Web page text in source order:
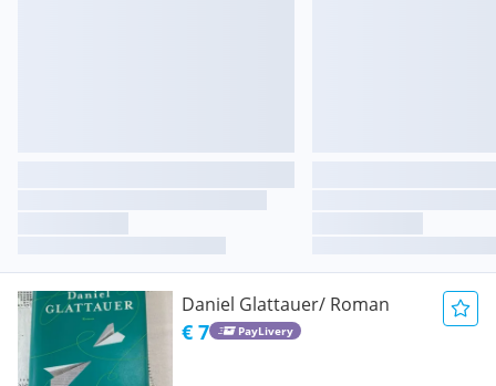
Daniel Glattauer/ Roman
€ 7 PayLivery